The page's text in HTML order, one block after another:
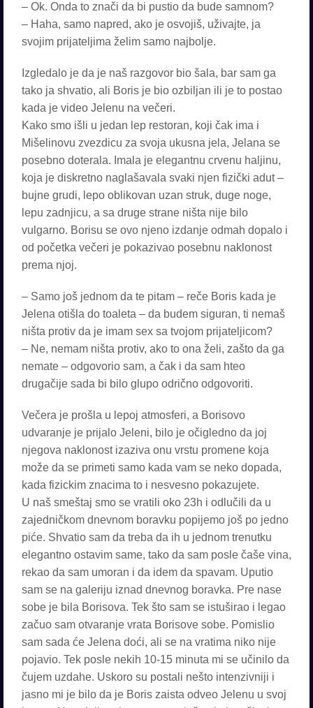
– Ok. Onda to znači da bi pustio da bude samnom?
– Haha, samo napred, ako je osvojiš, uživajte, ja
svojim prijateljima želim samo najbolje.
Izgledalo je da je naš razgovor bio šala, bar sam ga
tako ja shvatio, ali Boris je bio ozbiljan ili je to postao
kada je video Jelenu na večeri.
Kako smo išli u jedan lep restoran, koji čak ima i
Mišelinovu zvezdicu za svoja ukusna jela, Jelana se
posebno doterala. Imala je elegantnu crvenu haljinu,
koja je diskretno naglašavala svaki njen fizički adut –
bujne grudi, lepo oblikovan uzan struk, duge noge,
lepu zadnjicu, a sa druge strane ništa nije bilo
vulgarno. Borisu se ovo njeno izdanje odmah dopalo i
od početka večeri je pokazivao posebnu naklonost
prema njoj.
– Samo još jednom da te pitam – reče Boris kada je
Jelena otišla do toaleta – da budem siguran, ti nemaš
ništa protiv da je imam sex sa tvojom prijateljicom?
– Ne, nemam ništa protiv, ako to ona želi, zašto da ga
nemate – odgovorio sam, a čak i da sam hteo
drugačije sada bi bilo glupo odrično odgovoriti.
Večera je prošla u lepoj atmosferi, a Borisovo
udvaranje je prijalo Jeleni, bilo je očigledno da joj
njegova naklonost izaziva onu vrstu promene koja
može da se primeti samo kada vam se neko dopada,
kada fizickim znacima to i nesvesno pokazujete.
U naš smeštaj smo se vratili oko 23h i odlučili da u
zajedničkom dnevnom boravku popijemo još po jedno
piće. Shvatio sam da treba da ih u jednom trenutku
elegantno ostavim same, tako da sam posle čaše vina,
rekao da sam umoran i da idem da spavam. Uputio
sam se na galeriju iznad dnevnog boravka. Pre nase
sobe je bila Borisova. Tek što sam se istuširao i legao
začuo sam otvaranje vrata Borisove sobe. Pomislio
sam sada će Jelena doći, ali se na vratima niko nije
pojavio. Tek posle nekih 10-15 minuta mi se učinilo da
čujem uzdahe. Uskoro su postali nešto intenzivniji i
jasno mi je bilo da je Boris zaista odveo Jelenu u svoj